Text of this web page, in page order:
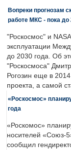
Вопреки прогнозам
работе МКС - пока до
"Роскосмос" и
эксплуатации
до 2030 года. Об
"Роскосмоса"
Рогозин еще в
проекта, а самой
«Роскосмос»
года
«Роскомос»
носителей «Союз-
сообщил